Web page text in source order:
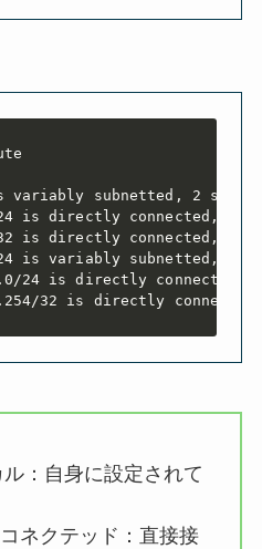
variably subnetted, 2
is directly connected,
is directly connected,
is variably subnetted, 2
24 is directly connected,
32 is directly connected,
：自身に設定されて
ネクテッド：直接接